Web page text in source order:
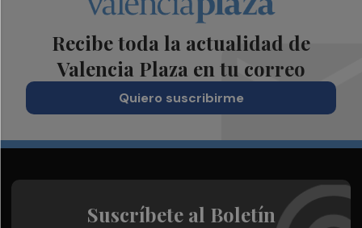
Recibe toda la actualidad de
Valencia Plaza en tu correo
Quiero suscribirme
Suscríbete al Boletín